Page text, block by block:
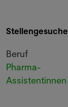
Stellengesuche
Beruf
Pharma-
Assistentinnen